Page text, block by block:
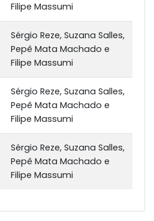
Filipe Massumi
Sérgio Reze, Suzana Salles,
Pepê Mata Machado e
Filipe Massumi
Sérgio Reze, Suzana Salles,
Pepê Mata Machado e
Filipe Massumi
Sérgio Reze, Suzana Salles,
Pepê Mata Machado e
Filipe Massumi